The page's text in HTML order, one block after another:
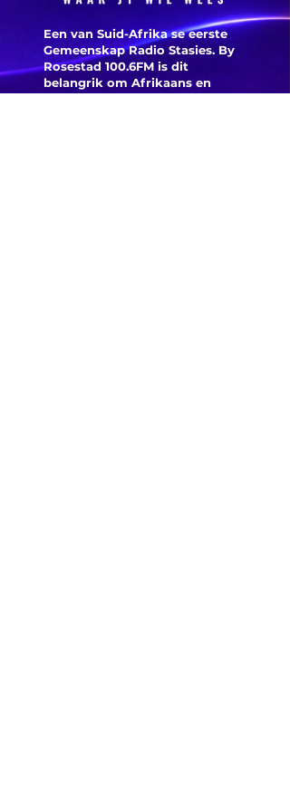
Een van Suid-Afrika se eerste
Gemeenskap Radio Stasies. By
Rosestad 100.6FM is dit
belangrik om Afrikaans en